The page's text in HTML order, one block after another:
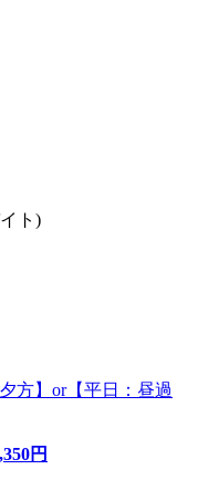
ト)
方】or【平日：昼過
円